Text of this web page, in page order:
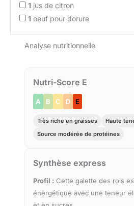
1 jus de citron
1 oeuf pour dorure
Analyse nutritionnelle
Nutri-Score E
A B C D E
Très riche en graisses
Haute
Source modérée de protéines
Synthèse express
Profil : Cette galette des rois
énergétique avec une teneur